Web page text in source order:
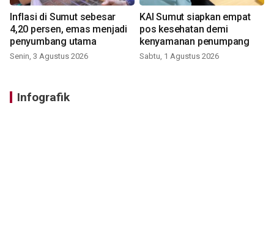
Inflasi di Sumut sebesar
4,20 persen, emas menjadi
penyumbang utama
Senin, 3 Agustus 2026
KAI Sumut siapkan empat
pos kesehatan demi
kenyamanan penumpang
Sabtu, 1 Agustus 2026
Infografik